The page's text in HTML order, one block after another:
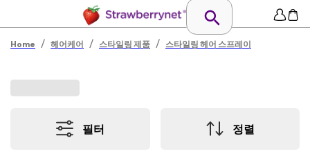
Home / 헤어케어 / 스타일링 제품 / 스타일링 헤어 스프레이
필터 정렬